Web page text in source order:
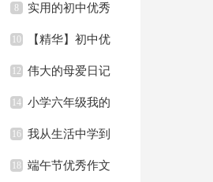
作文集合8篇
8 实用的初中优秀
作文10篇
10 【精华】初中优
秀作文10篇
12 伟大的母爱日记
14 小学六年级我的
同桌作文
16 我从生活中学到
了语文作文15篇
18 端午节优秀作文